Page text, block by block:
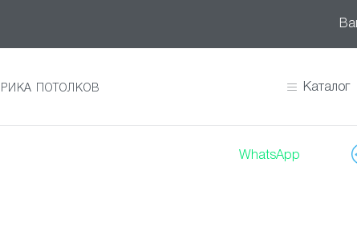
ПОТОЛКОВ Каталог
WhatsApp